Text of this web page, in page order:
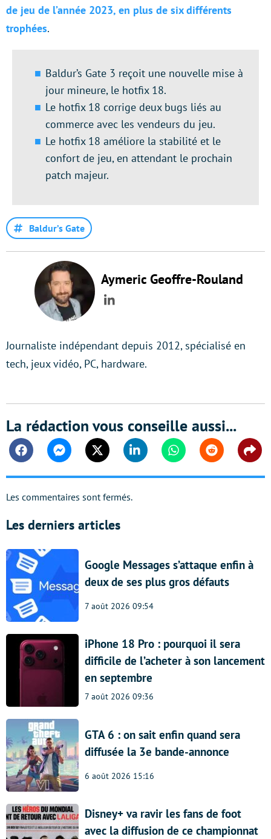
de jeu de l’année 2023, en plus de six différents
trophées.
Baldur’s Gate 3 reçoit une nouvelle mise à
jour mineure, le hotfix 18.
Le hotfix 18 corrige deux bugs liés au
commerce avec les vendeurs du jeu.
Le hotfix 18 améliore la stabilité et le
confort de jeu, en attendant le prochain
patch majeur.
Baldur’s Gate
Aymeric Geoffre-Rouland
LinkedIn
Journaliste indépendant depuis 2012, spécialisé en
tech, jeux vidéo, PC, hardware.
La rédaction vous conseille aussi...
FacebookMessengerTwitter Linkedin WhatsappReddit
Les commentaires sont fermés.
Les derniers articles
Google Messages s’attaque enfin à
deux de ses plus gros défauts
7 août 2026 09:54
iPhone 18 Pro : pourquoi il sera
difficile de l’acheter à son lancement
en septembre
7 août 2026 09:36
GTA 6 : on sait enfin quand sera
diffusée la 3e bande-annonce
6 août 2026 15:16
Disney+ va ravir les fans de foot
avec la diffusion de ce championnat